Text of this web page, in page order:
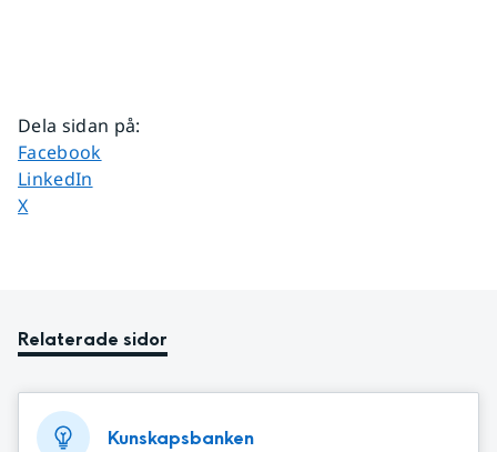
Dela sidan på:
Dela sidan på
Facebook
Dela sidan på
LinkedIn
Dela sidan på
X
Relaterade sidor
Kunskapsbanken